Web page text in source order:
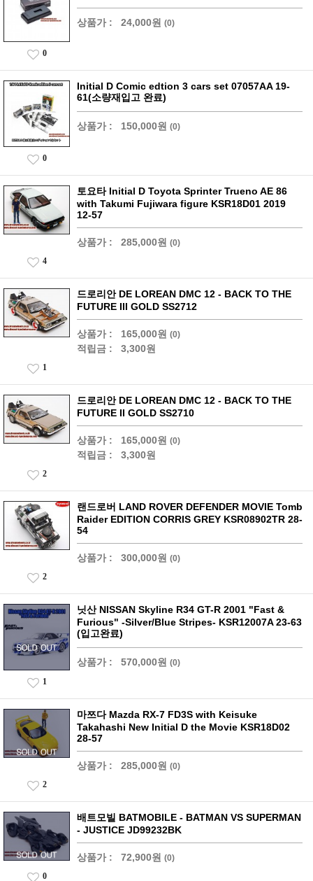
상품가 : 24,000원 (0)
0
Initial D Comic edtion 3 cars set 07057AA 19-
61(소량재입고 완료)
상품가 : 150,000원 (0)
0
토요타 Initial D Toyota Sprinter Trueno AE 86
with Takumi Fujiwara figure KSR18D01 2019
12-57
상품가 : 285,000원 (0)
4
드로리안 DE LOREAN DMC 12 - BACK TO THE
FUTURE III GOLD SS2712
상품가 : 165,000원 (0)
적립금 : 3,300원
1
드로리안 DE LOREAN DMC 12 - BACK TO THE
FUTURE II GOLD SS2710
상품가 : 165,000원 (0)
적립금 : 3,300원
2
랜드로버 LAND ROVER DEFENDER MOVIE Tomb
Raider EDITION CORRIS GREY KSR08902TR 28-
54
상품가 : 300,000원 (0)
2
닛산 NISSAN Skyline R34 GT-R 2001 "Fast &
Furious" -Silver/Blue Stripes- KSR12007A 23-63
(입고완료)
상품가 : 570,000원 (0)
1
마쯔다 Mazda RX-7 FD3S with Keisuke
Takahashi New Initial D the Movie KSR18D02
28-57
상품가 : 285,000원 (0)
2
배트모빌 BATMOBILE - BATMAN VS SUPERMAN
- JUSTICE JD99232BK
상품가 : 72,900원 (0)
0